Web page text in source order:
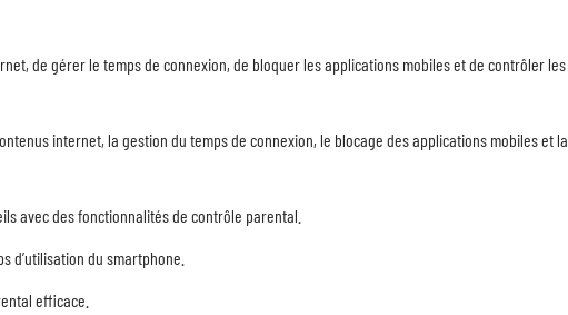
de gérer le temps de connexion, de bloquer les applications mobiles et de contrôler les
internet, la gestion du temps de connexion, le blocage des applications mobiles et la
avec des fonctionnalités de contrôle parental.
d’utilisation du smartphone.
efficace.